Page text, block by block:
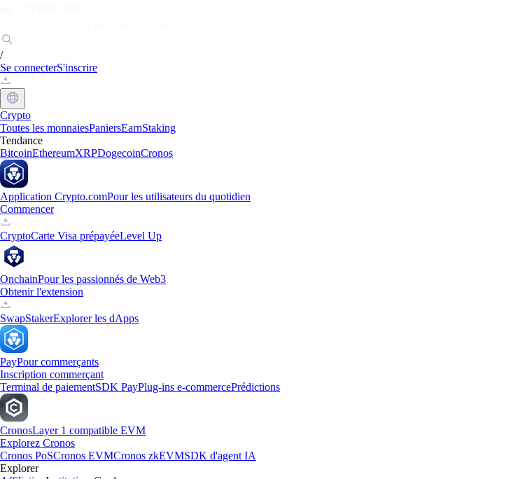
/
Se connecterS'inscrire
Crypto
Toutes les monnaiesPaniersEarnStaking
Tendance
BitcoinEthereumXRPDogecoinCronos
Application Crypto.comPour les utilisateurs du quotidien
Commencer
CryptoCarte Visa prépayéeLevel Up
OnchainPour les passionnés de Web3
Obtenir l'extension
SwapStakerExplorer les dApps
PayPour commerçants
Inscription commerçant
Terminal de paiementSDK PayPlug-ins e-commercePrédictions
CronosLayer 1 compatible EVM
Explorez Cronos
Cronos PoSCronos EVMCronos zkEVMSDK d'agent IA
Explorer